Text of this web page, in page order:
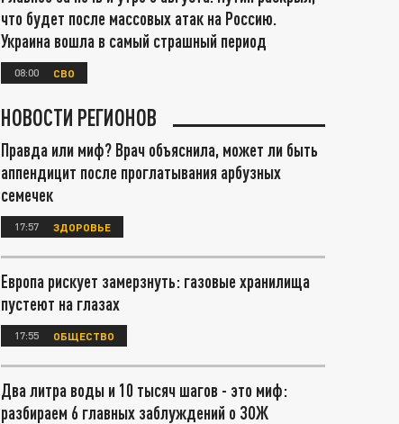
что будет после массовых атак на Россию.
Украина вошла в самый страшный период
08:00 СВО
НОВОСТИ РЕГИОНОВ
Правда или миф? Врач объяснила, может ли быть
аппендицит после проглатывания арбузных
семечек
17:57 ЗДОРОВЬЕ
Европа рискует замерзнуть: газовые хранилища
пустеют на глазах
17:55 ОБЩЕСТВО
Два литра воды и 10 тысяч шагов - это миф:
разбираем 6 главных заблуждений о ЗОЖ